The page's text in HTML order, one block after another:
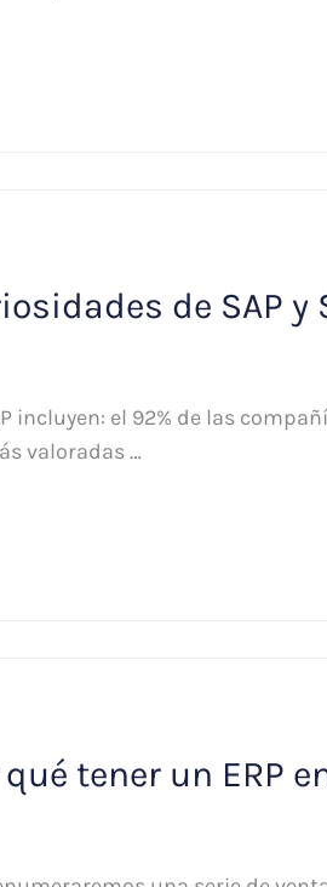
de SAP y
incluyen: el 92% de las
valoradas …
tener un ERP